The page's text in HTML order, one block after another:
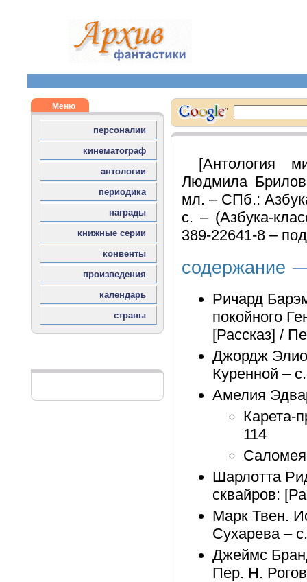
[Антология
Людмила
мл. – СПб.:
с. – (Азбука-
389-22641-8 –
содержание
Ричард
покойного
[Рассказ] /
Джордж
Куренной –
Амелия
Карета-
114
Шарлотта
сквайров:
Марк Твен.
Сухарева –
Джеймс
Пер. Н.